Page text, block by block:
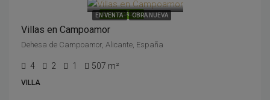
DESTACADOS
EN VENTA OBRA NUEVA
Villas en Campoamor
Dehesa de Campoamor, Alicante, España
4 2 1 507 m²
VILLA